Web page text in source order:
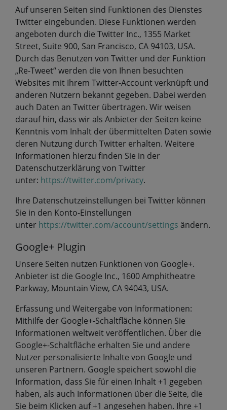
Auf unseren Seiten sind Funktionen des Dienstes
Twitter eingebunden. Diese Funktionen werden
angeboten durch die Twitter Inc., 1355 Market
Street, Suite 900, San Francisco, CA 94103, USA.
Durch das Benutzen von Twitter und der Funktion
„Re-Tweet“ werden die von Ihnen besuchten
Websites mit Ihrem Twitter-Account verknüpft und
anderen Nutzern bekannt gegeben. Dabei werden
auch Daten an Twitter übertragen. Wir weisen
darauf hin, dass wir als Anbieter der Seiten keine
Kenntnis vom Inhalt der übermittelten Daten sowie
deren Nutzung durch Twitter erhalten. Weitere
Informationen hierzu finden Sie in der
Datenschutzerklärung von Twitter
unter: https://twitter.com/privacy.
Ihre Datenschutzeinstellungen bei Twitter können
Sie in den Konto-Einstellungen
unter https://twitter.com/account/settings ändern.
Google+ Plugin
Unsere Seiten nutzen Funktionen von Google+.
Anbieter ist die Google Inc., 1600 Amphitheatre
Parkway, Mountain View, CA 94043, USA.
Erfassung und Weitergabe von Informationen:
Mithilfe der Google+-Schaltfläche können Sie
Informationen weltweit veröffentlichen. Über die
Google+-Schaltfläche erhalten Sie und andere
Nutzer personalisierte Inhalte von Google und
unseren Partnern. Google speichert sowohl die
Information, dass Sie für einen Inhalt +1 gegeben
haben, als auch Informationen über die Seite, die
Sie beim Klicken auf +1 angesehen haben. Ihre +1